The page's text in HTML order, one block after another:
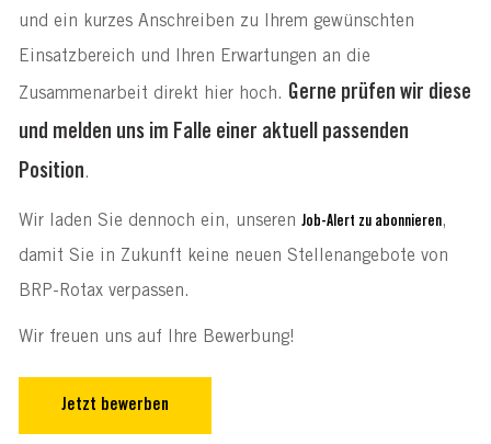
und ein kurzes Anschreiben zu Ihrem gewünschten
Einsatzbereich und Ihren Erwartungen an die
Zusammenarbeit direkt hier hoch. Gerne prüfen wir diese
und melden uns im Falle einer aktuell passenden
Position.
Wir laden Sie dennoch ein, unseren Job-Alert zu abonnieren,
damit Sie in Zukunft keine neuen Stellenangebote von
BRP-Rotax verpassen.
Wir freuen uns auf Ihre Bewerbung!
Jetzt bewerben